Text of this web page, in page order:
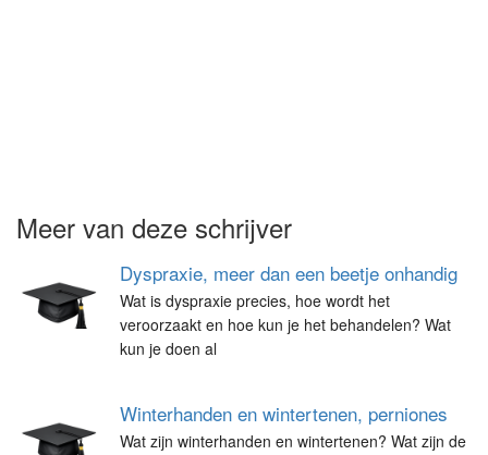
Meer van deze schrijver
Dyspraxie, meer dan een beetje onhandig
Wat is dyspraxie precies, hoe wordt het
veroorzaakt en hoe kun je het behandelen? Wat
kun je doen al
Winterhanden en wintertenen, perniones
Wat zijn winterhanden en wintertenen? Wat zijn de